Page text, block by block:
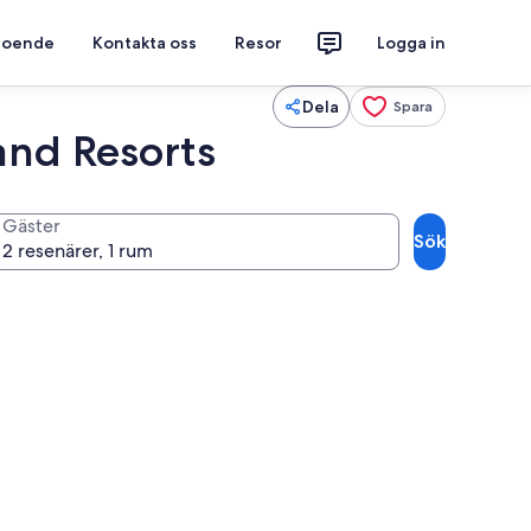
Kontakta oss Resor Logga in
Dela Spara
Resorts
Gäster
Sök